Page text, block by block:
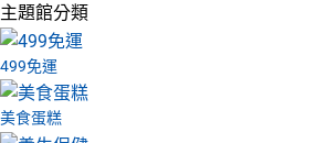
主題館分類
499免運
美食蛋糕